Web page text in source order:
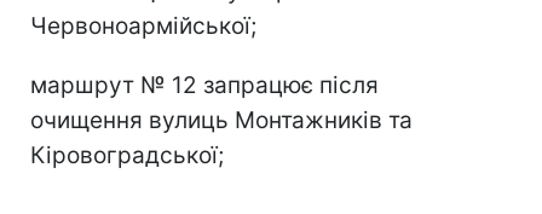
Червоноармійської;
маршрут № 12 запрацює після
очищення вулиць Монтажників та
Кіровоградської;